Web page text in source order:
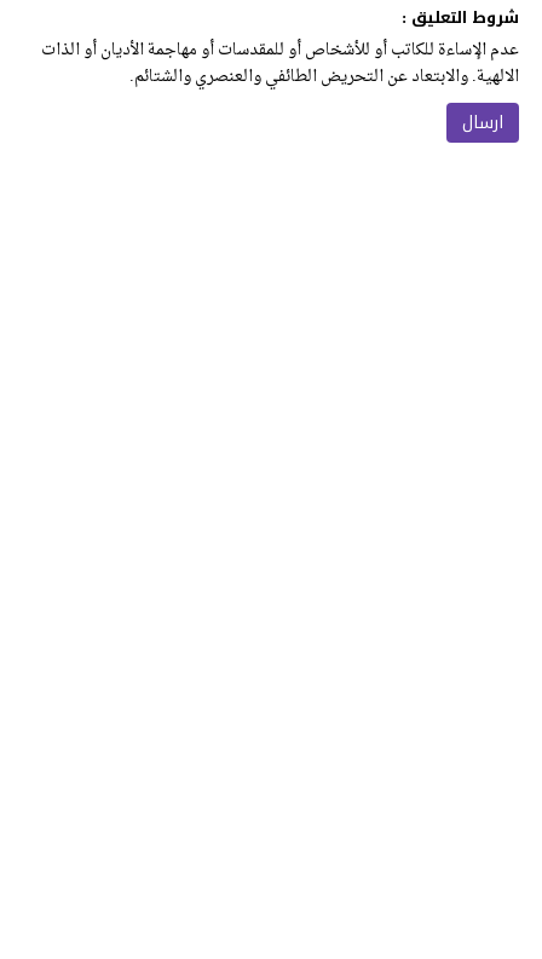
شروط التعليق :
عدم الإساءة للكاتب أو للأشخاص أو للمقدسات أو مهاجمة الأديان أو الذات
الالهية. والابتعاد عن التحريض الطائفي والعنصري والشتائم.